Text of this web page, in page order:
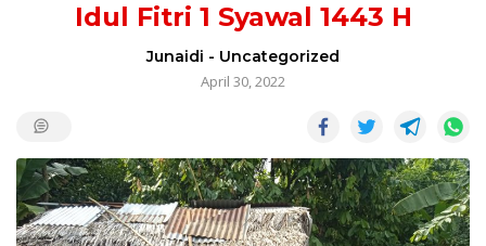
Idul Fitri 1 Syawal 1443 H
Junaidi - Uncategorized
April 30, 2022